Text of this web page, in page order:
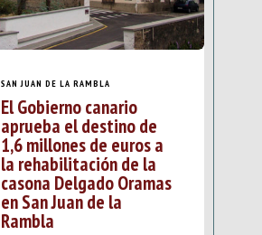
SAN JUAN DE LA RAMBLA
El Gobierno canario
aprueba el destino de
1,6 millones de euros a
la rehabilitación de la
casona Delgado Oramas
en San Juan de la
Rambla